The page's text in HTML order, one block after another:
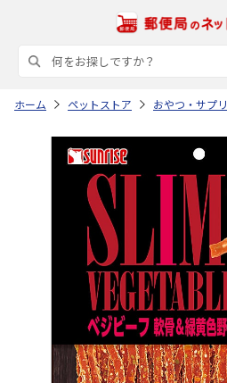
ホーム ペットストア おやつ・サプリ